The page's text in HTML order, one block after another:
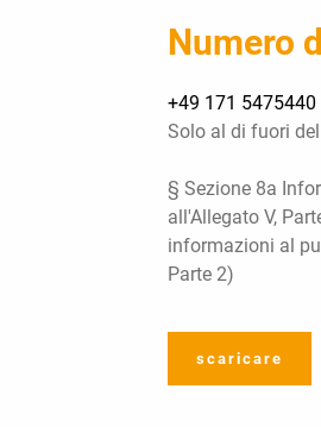
Numero
+49 171 5475440
Solo al di fuori
§ Sezione 8a
all'Allegato V,
informazioni al
Parte 2)
scaricare